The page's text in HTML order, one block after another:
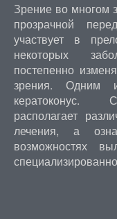
Зрение во многом
прозрачной
участвует в
некоторых
постепенно
зрения. Одним
кератоконус.
располагает
лечения, а
возможностях